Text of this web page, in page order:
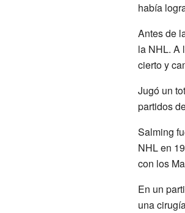
había
Antes de
la NHL. A
cierto y
Jugó un
partidos
Salming
NHL en
con los
En un
una